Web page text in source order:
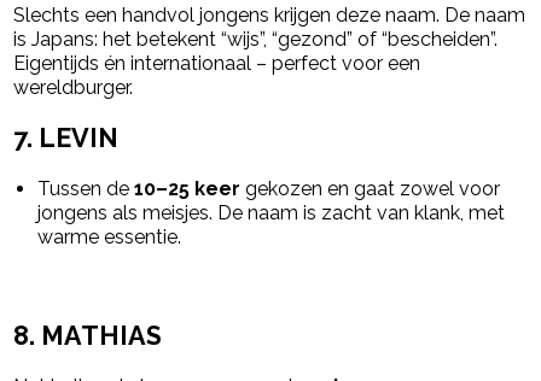
Slechts een handvol jongens krijgen deze naam. De naam
is Japans: het betekent “wijs”, “gezond” of “bescheiden”.
Eigentijds én internationaal – perfect voor een
wereldburger.
7. LEVIN
Tussen de10–25 keer gekozen en gaat zowel voor
jongens als meisjes. De naam is zacht van klank, met
warme essentie.
8. MATHIAS